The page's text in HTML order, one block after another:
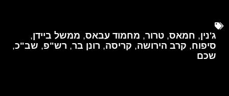
ג'נין, חמאס, טרור, מחמוד עבאס, ממשל ביידן,
סיפוח, קרב הירושה, קריסה, רונן בר, רש"פ, שב"כ,
שכם